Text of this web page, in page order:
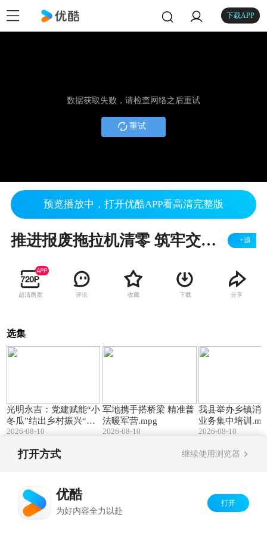
下载APP
数据获取失败，请检查网络之后重试
重试
预览播放中，打开优酷APP看高清完整版
推进报废拖拉机清零 筑牢交通安全防线.mpg +追
超清画质 评论 收藏 下载 分享
选集
光明永吉：党建赋能“小
冬瓜”结出乡村振兴“致
富果”.mpg
2026-08-10
军地携手搭桥梁 精准普
法暖军营.mpg
2026-08-10
我县举办乡镇消
业务集中培训
2026-08-10
打开方式 继续使用浏览器
优酷
为好内容全力以赴
打开